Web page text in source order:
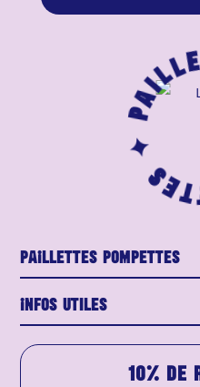
PaIllettes Pompettes
Infos utiles
10% de